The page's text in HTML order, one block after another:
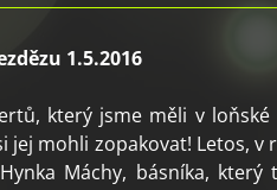
1.5.2016
který jsme měli v
jej mohli zopakovat! Letos,
Máchy, básníka,